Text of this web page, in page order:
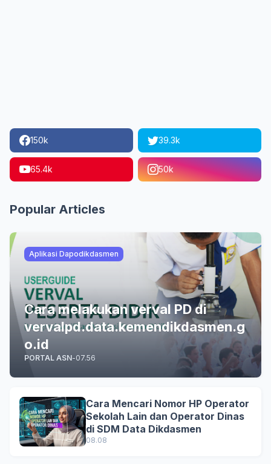
150k 39.3k
65.4k 50k
Popular Articles
Aplikasi Dapodikdasmen
Cara melakukan verval PD di
vervalpd.data.kemendikdasmen.g
o.id
PORTAL ASN-07.56
Cara Mencari Nomor HP Operator
Sekolah Lain dan Operator Dinas
di SDM Data Dikdasmen
08.08